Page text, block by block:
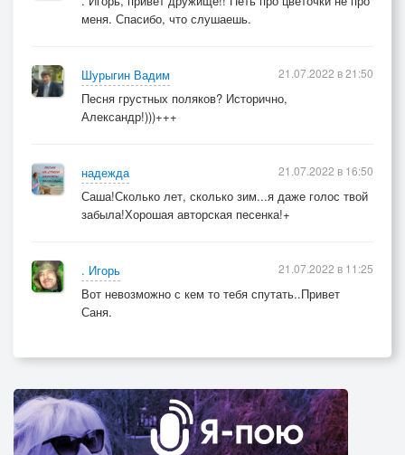
меня. Спасибо, что слушаешь.
Шурыгин Вадим
Песня грустных поляков? Исторично,
Александр!)))+++
21.07.2022 в 21:50
надежда
Саша!Сколько лет, сколько зим...я даже голос твой
забыла!Хорошая авторская песенка!+
21.07.2022 в 16:50
. Игорь
Вот невозможно с кем то тебя спутать..Привет
Саня.
21.07.2022 в 11:25